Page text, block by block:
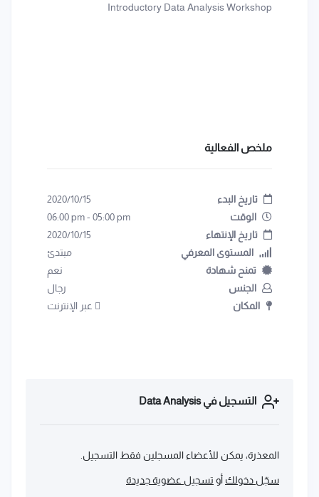
Introductory Data Analysis Workshop
ملخص الفعالية
تاريخ البدء
2020/10/15
الوقت
05:00 pm
-
06:00 pm
تاريخ الإنتهاء
2020/10/15
المستوى المعرفي
مبتدئ
تمنح شهادة
نعم
الجنس
رجال
المكان
عبر الإنترنت
التسجيل في Data Analysis
المعذرة، يمكن للأعضاء المسجلين فقط التسجيل.
سجّل دخولك أو تسجيل عضوية جديدة